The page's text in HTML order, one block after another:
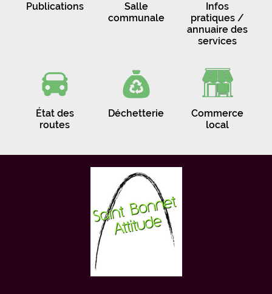
Publications
Salle
communale
Infos
pratiques /
annuaire des
services
État des
routes
Déchetterie
Commerce
local